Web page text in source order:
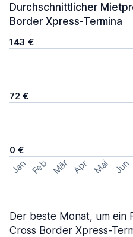
Durchschnittlicher
Border Xpress-Termina
143 €
72 €
0 €
Jan Feb Mär Apr Mai Jun
Der beste Monat, um ein
Cross Border Xpress-